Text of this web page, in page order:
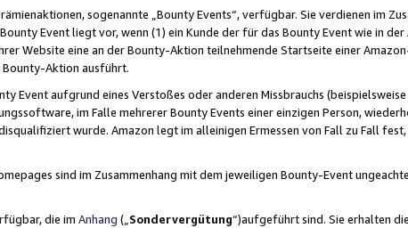
sogenannte „Bounty Events“, verfügbar. Sie verdienen im
Event liegt vor, wenn (1) ein Kunde der für das Bounty Event wie in der
Website eine an der Bounty-Aktion teilnehmende Startseite einer
Bounty-Aktion ausführt.
Event aufgrund eines Verstoßes oder anderen Missbrauchs
im Falle mehrerer Bounty Events einer einzigen Person,
wurde. Amazon legt im alleinigen Ermessen von Fall zu Fall
sind im Zusammenhang mit dem jeweiligen Bounty-Event
die im Anhang („ Sondervergütung“)aufgeführt sind. Sie erhalten